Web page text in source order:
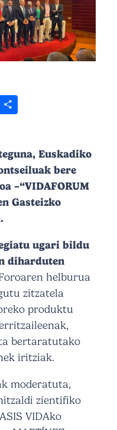
Euskadiko
bere
–“VIDAFORUM
Gasteizko
ugari bildu
diharduten
helburua
zitzatela
produktu
bertaratutako
iritziak.
moderatuta,
zientifiko
VIDAko